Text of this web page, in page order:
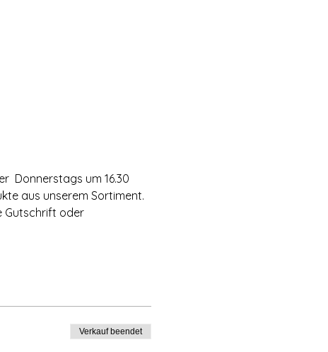
Donnerstags um 16.30
aus unserem Sortiment.
Gutschrift oder
Verkauf beendet